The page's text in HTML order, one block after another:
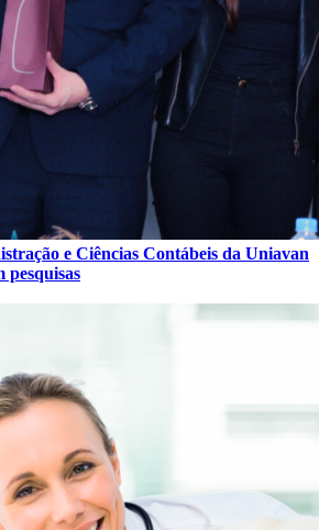
e Ciências Contábeis da Uniavan
pesquisas